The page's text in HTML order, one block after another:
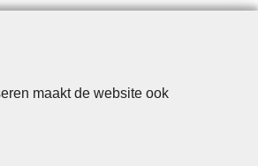
maakt de website ook